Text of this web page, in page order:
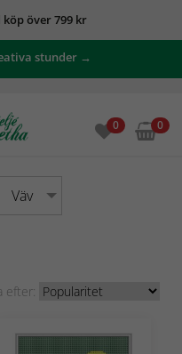
över 799 kr
stunder →
0 0
Väv
efter: